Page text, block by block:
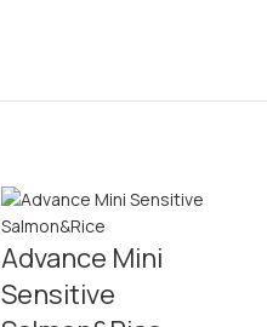
Advance Mini
Sensitive